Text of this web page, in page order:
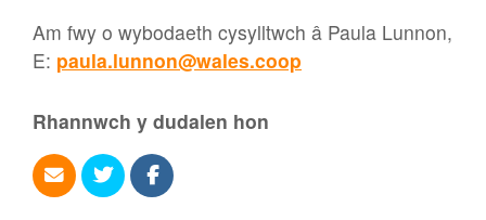
Am fwy o wybodaeth cysylltwch â Paula Lunnon,
E: paula.lunnon@wales.coop
Rhannwch y dudalen hon